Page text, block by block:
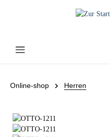
Online-shop Herren